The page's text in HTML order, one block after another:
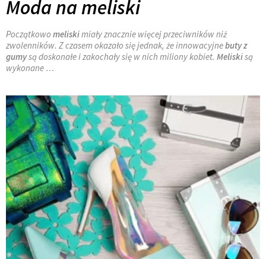
Moda na meliski
Początkowo meliskimiały znacznie więcej przeciwników niż
zwolenników. Z czasem okazało się jednak, że innowacyjnebuty z
gumysą doskonałe i zakochały się w nich miliony kobiet. Meliskisą
wykonane …